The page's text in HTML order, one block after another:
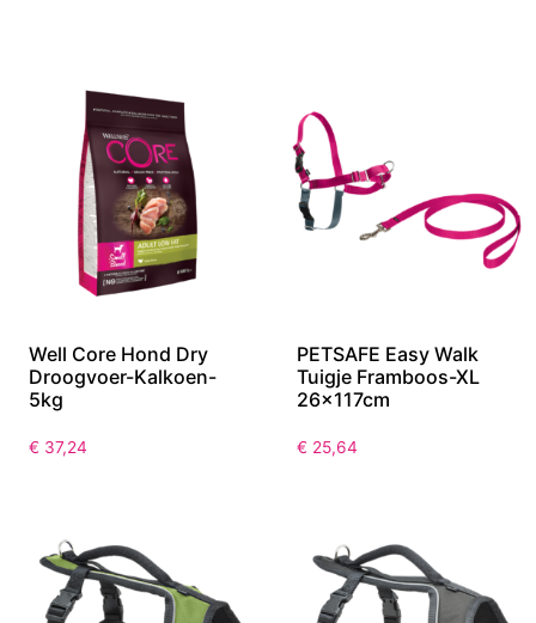
Well Core Hond Dry
Droogvoer-Kalkoen-
5kg
€ 37,24
PETSAFE Easy Walk
Tuigje Framboos-XL
26x117cm
€ 25,64